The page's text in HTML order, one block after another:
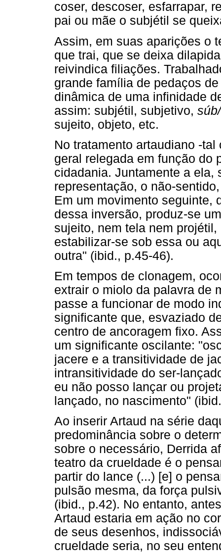
coser, descoser, esfarrapar,
pai ou mãe o subjétil se
Assim, em suas aparições o
que trai, que se deixa
reivindica filiações.
grande família de pedaços
dinâmica de uma infinidade
assim: subjétil, subjetivo,
sujeito, objeto, etc.
No tratamento artaudiano -
geral relegada em função do
cidadania. Juntamente a ela,
representação, o não-
Em um movimento seguinte,
dessa inversão, produz-se
sujeito, nem tela nem
estabilizar-se sob essa ou
outra" (ibid., p.45-46).
Em tempos de clonagem,
extrair o miolo da palavra de
passe a funcionar de modo
significante que, esvaziado
centro de ancoragem fixo.
um significante oscilante:
jacere e a transitividade de
intransitividade do ser-
eu não posso lançar ou
lançado, no nascimento"
Ao inserir Artaud na série
predominância sobre o
sobre o necessário, Derrida
teatro da crueldade é o
partir do lance (...) [e] o
pulsão mesma, da força
(ibid., p.42). No entanto,
Artaud estaria em ação no
de seus desenhos,
crueldade seria, no seu